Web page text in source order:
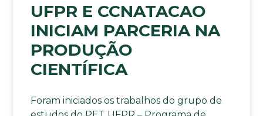
UFPR E CCNATACAO
INICIAM PARCERIA NA
PRODUÇÃO
CIENTÍFICA
Foram iniciados os trabalhos do grupo de